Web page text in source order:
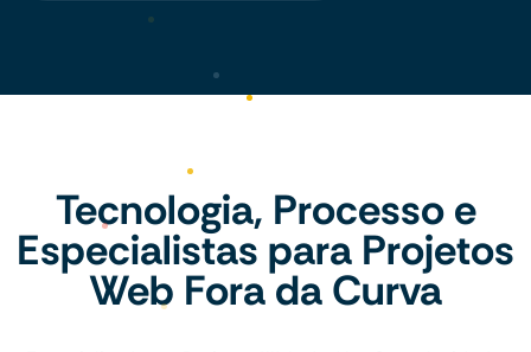
Tecnologia, Processo e
Especialistas para Projetos
Web Fora da Curva